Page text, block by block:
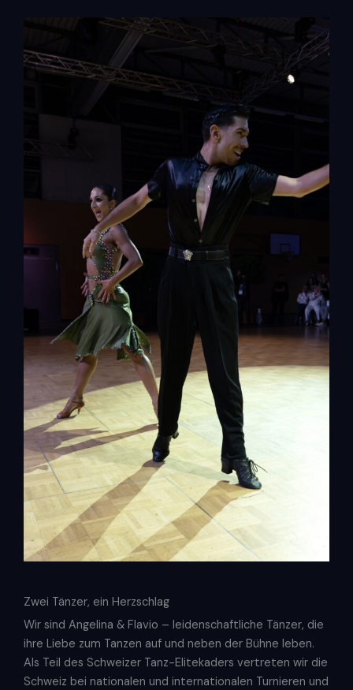
Zwei Tänzer, ein Herzschlag
Wir sind Angelina & Flavio – leidenschaftliche Tänzer, die
ihre Liebe zum Tanzen auf und neben der Bühne leben.
Als Teil des Schweizer Tanz-Elitekaders vertreten wir die
Schweiz bei nationalen und internationalen Turnieren und